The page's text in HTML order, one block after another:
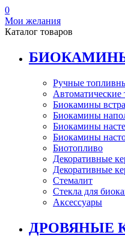
0
Мои желания
Каталог товаров
Ручные
Биокамины
Биокамины
Биокамины
Биокамины
Биотопливо
Декоративные
Декоративные
Стемалит
Стекла для
Аксессуары
ДРОВЯНЫЕ